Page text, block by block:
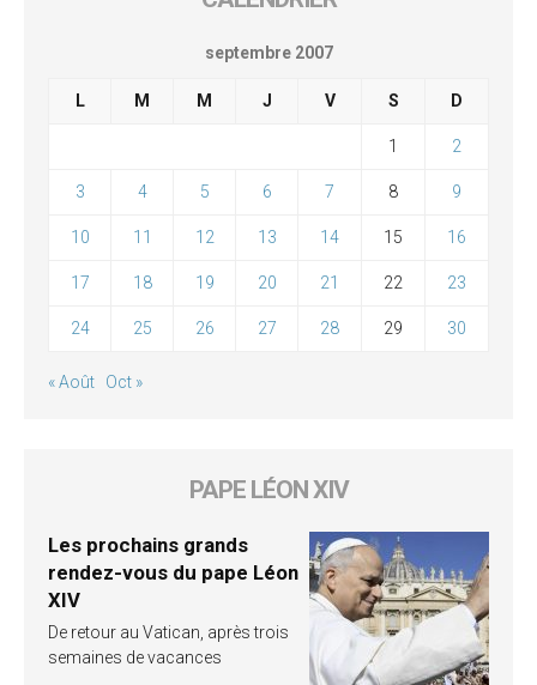
septembre 2007
L M M J V S D
1 2
3 4 5 6 7 8 9
10 11 12 13 14 15 16
17 18 19 20 21 22 23
24 25 26 27 28 29 30
« Août Oct »
PAPE LÉON XIV
Les prochains grands
rendez-vous du pape Léon
XIV
De retour au Vatican, après trois
semaines de vacances